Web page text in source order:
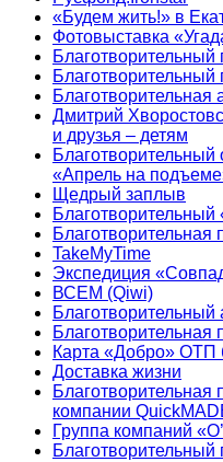
«Будем жить!» в
Фотовыставка
Благотворительная
Дмитрий
и друзья – детям
«Апрель на
Щедрый заплыв
TakeMyTime
Экспедиция
ВСЕМ (Qiwi)
Карта «Добро» ОТП
Доставка жизни
компании
Группа компаний
Благотворительный